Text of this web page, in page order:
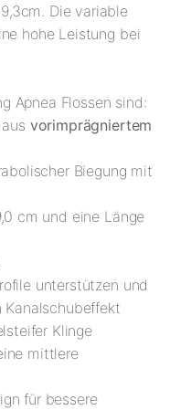
Die variable
hohe Leistung bei
Apnea Flossen sind:
vorimprägniertem
Biegung mit
cm und eine Länge
unterstützen und
Klinge
mittlere
für bessere